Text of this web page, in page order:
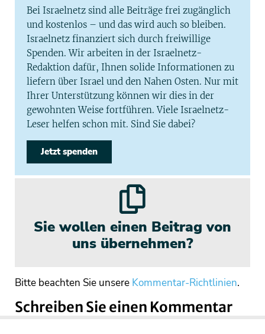
Bei Israelnetz sind alle Beiträge frei zugänglich
und kostenlos – und das wird auch so bleiben.
Israelnetz finanziert sich durch freiwillige
Spenden. Wir arbeiten in der Israelnetz-
Redaktion dafür, Ihnen solide Informationen zu
liefern über Israel und den Nahen Osten. Nur mit
Ihrer Unterstützung können wir dies in der
gewohnten Weise fortführen. Viele Israelnetz-
Leser helfen schon mit. Sind Sie dabei?
Jetzt spenden
Sie wollen einen Beitrag von
uns übernehmen?
Bitte beachten Sie unsere Kommentar-Richtlinien.
Schreiben Sie einen Kommentar